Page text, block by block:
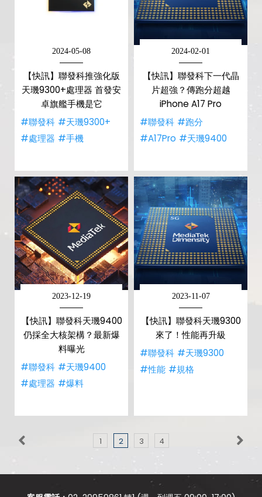
2024-05-08
【快訊】聯發科推強化版
天璣9300+處理器 首發安
卓旗艦手機是它
#聯發科 #天璣9300+
#處理器 #手機
2024-02-01
【快訊】聯發科下一代晶
片超強？傳跑分超越
iPhone A17 Pro
#聯發科 #跑分
#A17Pro #天璣9400
2023-12-19
【快訊】聯發科天璣9400
仍採全大核架構？最新爆
料曝光
#聯發科 #天璣9400
#處理器 #爆料
2023-11-07
【快訊】聯發科天璣9300
來了！性能再升級
#聯發科 #天璣9300
#性能 #規格
1 2 3 4